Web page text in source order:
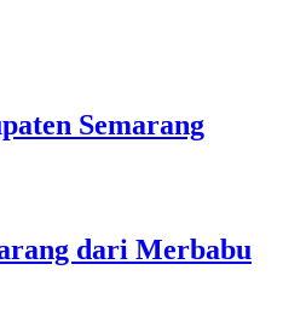
Semarang
dari Merbabu